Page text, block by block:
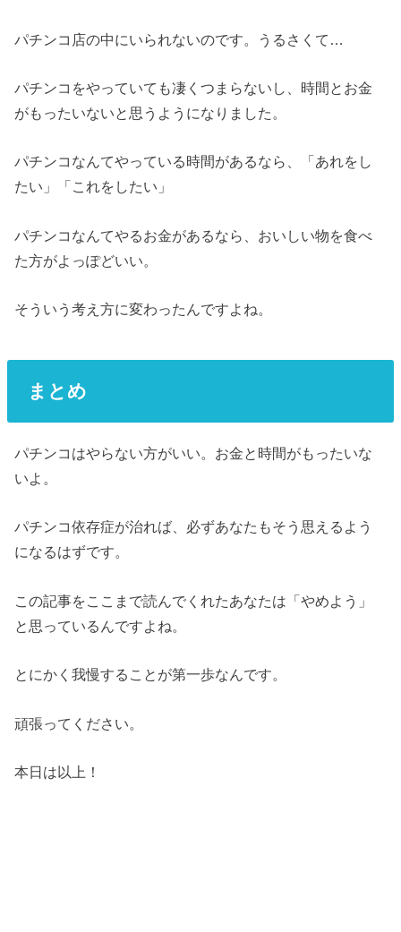
パチンコ店の中にいられないのです。うるさくて…
パチンコをやっていても凄くつまらないし、時間とお金
がもったいないと思うようになりました。
パチンコなんてやっている時間があるなら、「あれをし
たい」「これをしたい」
パチンコなんてやるお金があるなら、おいしい物を食べ
た方がよっぽどいい。
そういう考え方に変わったんですよね。
まとめ
パチンコはやらない方がいい。お金と時間がもったいな
いよ。
パチンコ依存症が治れば、必ずあなたもそう思えるよう
になるはずです。
この記事をここまで読んでくれたあなたは「やめよう」
と思っているんですよね。
とにかく我慢することが第一歩なんです。
頑張ってください。
本日は以上！